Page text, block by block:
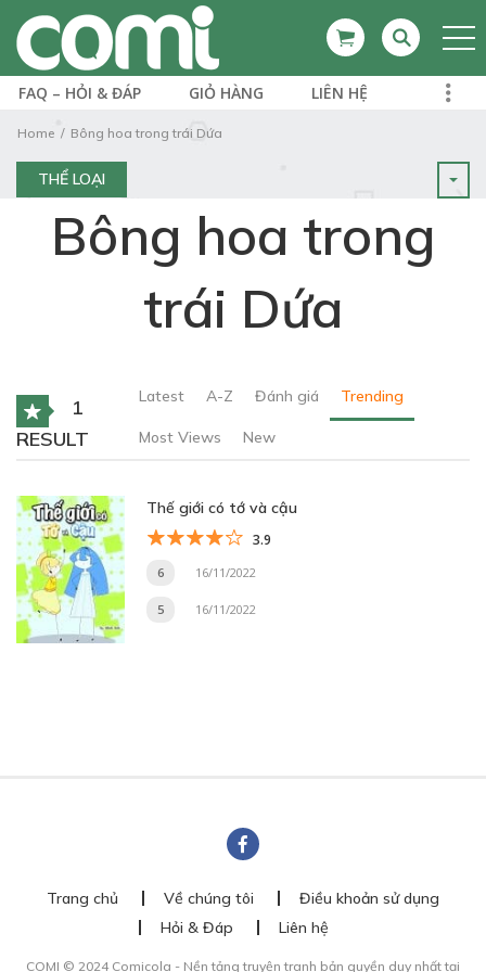
FAQ – HỎI & ĐÁP GIỎ HÀNG LIÊN HỆ
Home Bông hoa trong trái Dứa
THỂ LOẠI
Bông hoa trong
trái Dứa
1
RESULT
Latest A-Z Đánh giá Trending
Most Views New
Thế giới có tớ và cậu
3.9
6 16/11/2022
5 16/11/2022
Trang chủ Về chúng tôi
Điều khoản sử dụng
Hỏi & Đáp
Liên hệ
COMI © 2024 Comicola - Nền tảng truyện tranh bản quyền duy nhất tại